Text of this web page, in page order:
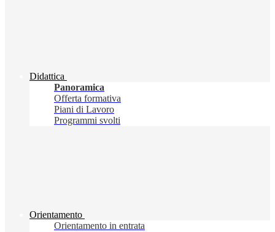
Didattica
Panoramica
Offerta formativa
Piani di Lavoro
Programmi svolti
Orientamento
Orientamento in entrata